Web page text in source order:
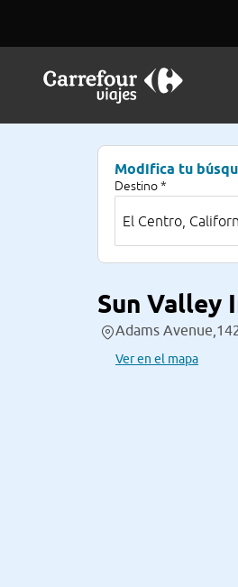
Modifica tu
Destino *
Sun Valley
Adams
Ver en el mapa